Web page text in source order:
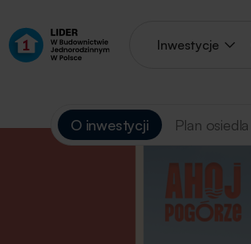
Inwestycje
O inwestycji Plan osiedla